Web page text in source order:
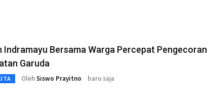
Indramayu Bersama Warga Percepat Pengecoran
Garuda
OlehSiswo Prayitno baru saja